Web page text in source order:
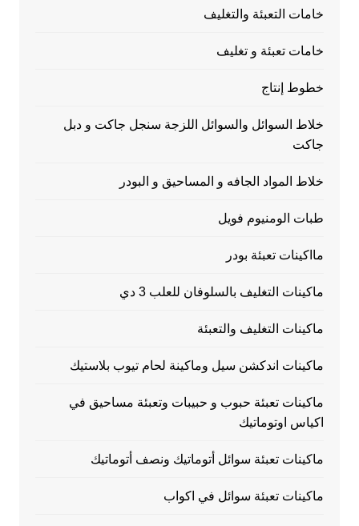
خامات التعبئة والتغليف
خامات تعبئة و تغليف
خطوط إنتاج
خلاط السوائل والسوائل اللزجة سنجل جاكت و دبل
جاكت
خلاط المواد الجافه و المساحيق و البودر
طبات الومنيوم فويل
مااكينات تعبئة بودر
ماكينات التغليف بالسلوفان للعلب 3 دي
ماكينات التغليف والتعبئة
ماكينات اندكشن سيل وماكينة لحام تيوب بلاستيك
ماكينات تعبئة حبوب و حبيبات وتعبئة مساحيق في
اكياس اوتوماتيك
ماكينات تعبئة سوائل أتوماتيك ونصف أتوماتيك
ماكينات تعبئة سوائل في اكواب